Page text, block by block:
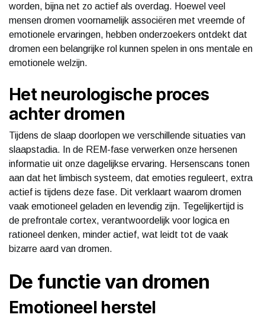
worden, bijna net zo actief als overdag. Hoewel veel
mensen dromen voornamelijk associëren met vreemde of
emotionele ervaringen, hebben onderzoekers ontdekt dat
dromen een belangrijke rol kunnen spelen in ons mentale en
emotionele welzijn.
Het neurologische proces
achter dromen
Tijdens de slaap doorlopen we verschillende situaties van
slaapstadia. In de REM-fase verwerken onze hersenen
informatie uit onze dagelijkse ervaring. Hersenscans tonen
aan dat het limbisch systeem, dat emoties reguleert, extra
actief is tijdens deze fase. Dit verklaart waarom dromen
vaak emotioneel geladen en levendig zijn. Tegelijkertijd is
de prefrontale cortex, verantwoordelijk voor logica en
rationeel denken, minder actief, wat leidt tot de vaak
bizarre aard van dromen.
De functie van dromen
Emotioneel herstel